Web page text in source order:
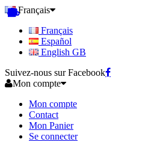
Français
Français
Español
English GB
Suivez-nous sur Facebook
Mon compte
Mon compte
Contact
Mon Panier
Se connecter